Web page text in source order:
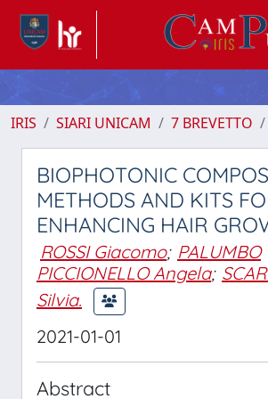
IRIS SIARI UNICAM 7 BREVETTO
BIOPHOTONIC
METHODS AND KITS
ENHANCING HAIR
ROSSI Giacomo; PALUMBO
PICCIONELLO Angela;
Silvia.
2021-01-01
Abstract